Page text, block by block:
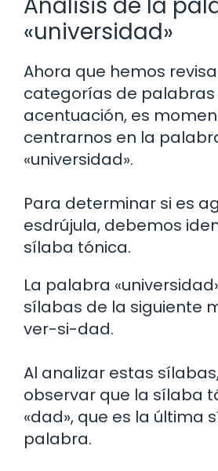
«universidad»
Ahora que hemos
categorías de palabras
acentuación, es
centrarnos en la
«universidad».
Para determinar si es
esdrújula, debemos
sílaba tónica.
La palabra
sílabas de la siguiente
ver-si-dad.
Al analizar estas
observar que la sílaba
«dad», que es la última
palabra.